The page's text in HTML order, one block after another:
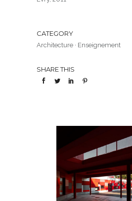
CATEGORY
Architecture · Enseignement
SHARE THIS